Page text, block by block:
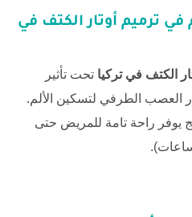
ترميم أوتار الكتف في
الكتف في تركيا تحت تأثير
العصب الطرفي لتسكين الألم.
يوفر راحة تامة للمريض حتى
ساعات).